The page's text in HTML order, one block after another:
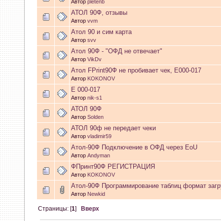
04 Декабря 2025, 15:09:59
Nord_cat:quattro есть
30 Сентября 2025, 12:56:26
Nord_cat:cassida
30 Сентября 2025, 12:55:39
vikt1:привет,сюда
серьезные партнеры
Атол 30
25 Сентября 2025, 10:22:33
gold: HELP. Нужен КЗ 4
Автор pletenb
АТОЛ 90Ф, отзывы
Автор vvm
Атол 90 и сим карта
Автор svv
Атол 90Ф - "ОФД не отвечает"
Автор VikDv
Атол FPrint90Ф не пробивает чек, E000-017
Автор KOKONOV
Е 000-017
Автор nik-s1
АТОЛ 90Ф
Автор Solden
АТОЛ 90ф не передает чеки
Автор vladimir59
Атол-90Ф Подключение в ОФД через EoU
Автор Andyman
ФПринт90Ф РЕГИСТРАЦИЯ
Автор KOKONOV
Атол-90Ф Программирование таблиц формат
Автор Newkid
Страницы: [1] Вверх